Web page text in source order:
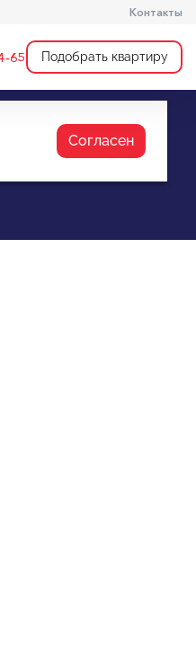
Контакты
65 Подобрать квартиру
Согласен